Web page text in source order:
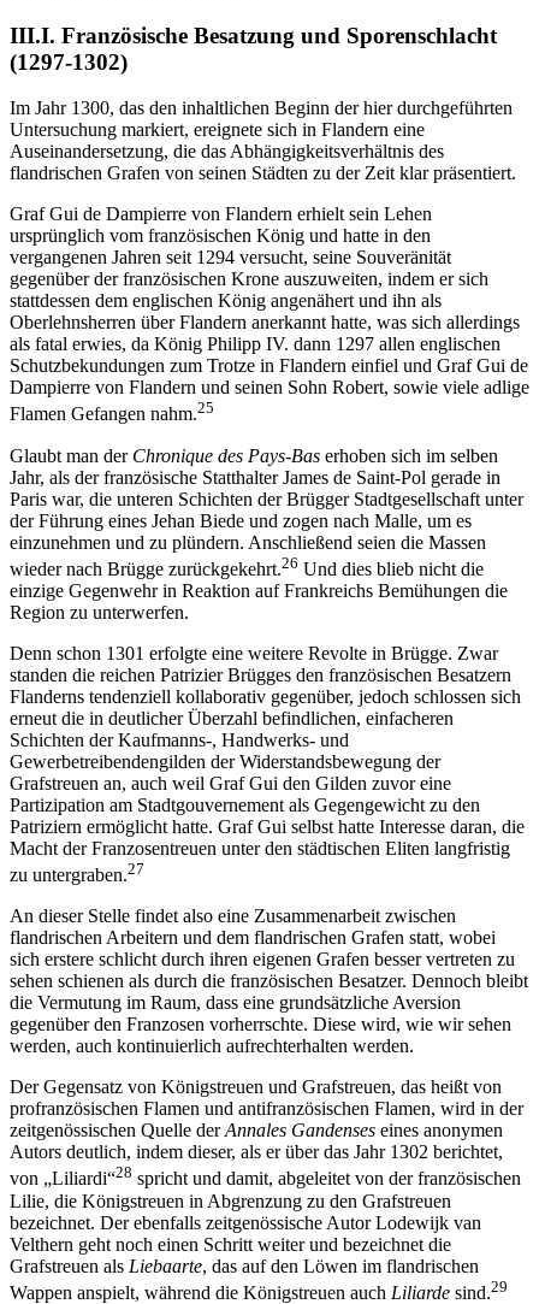
III.I. Französische Besatzung und Sporenschlacht
(1297-1302)
Im Jahr 1300, das den inhaltlichen Beginn der hier durchgeführten
Untersuchung markiert, ereignete sich in Flandern eine
Auseinandersetzung, die das Abhängigkeitsverhältnis des
flandrischen Grafen von seinen Städten zu der Zeit klar präsentiert.
Graf Gui de Dampierre von Flandern erhielt sein Lehen
ursprünglich vom französischen König und hatte in den
vergangenen Jahren seit 1294 versucht, seine Souveränität
gegenüber der französischen Krone auszuweiten, indem er sich
stattdessen dem englischen König angenähert und ihn als
Oberlehnsherren über Flandern anerkannt hatte, was sich allerdings
als fatal erwies, da König Philipp IV. dann 1297 allen englischen
Schutzbekundungen zum Trotze in Flandern einfiel und Graf Gui de
Dampierre von Flandern und seinen Sohn Robert, sowie viele adlige
Flamen Gefangen nahm.25
Glaubt man der Chronique des Pays-Bas erhoben sich im selben
Jahr, als der französische Statthalter James de Saint-Pol gerade in
Paris war, die unteren Schichten der Brügger Stadtgesellschaft unter
der Führung eines Jehan Biede und zogen nach Malle, um es
einzunehmen und zu plündern. Anschließend seien die Massen
wieder nach Brügge zurückgekehrt.26 Und dies blieb nicht die
einzige Gegenwehr in Reaktion auf Frankreichs Bemühungen die
Region zu unterwerfen.
Denn schon 1301 erfolgte eine weitere Revolte in Brügge. Zwar
standen die reichen Patrizier Brügges den französischen Besatzern
Flanderns tendenziell kollaborativ gegenüber, jedoch schlossen sich
erneut die in deutlicher Überzahl befindlichen, einfacheren
Schichten der Kaufmanns-, Handwerks- und
Gewerbetreibendengilden der Widerstandsbewegung der
Grafstreuen an, auch weil Graf Gui den Gilden zuvor eine
Partizipation am Stadtgouvernement als Gegengewicht zu den
Patriziern ermöglicht hatte. Graf Gui selbst hatte Interesse daran, die
Macht der Franzosentreuen unter den städtischen Eliten langfristig
zu untergraben.27
An dieser Stelle findet also eine Zusammenarbeit zwischen
flandrischen Arbeitern und dem flandrischen Grafen statt, wobei
sich erstere schlicht durch ihren eigenen Grafen besser vertreten zu
sehen schienen als durch die französischen Besatzer. Dennoch bleibt
die Vermutung im Raum, dass eine grundsätzliche Aversion
gegenüber den Franzosen vorherrschte. Diese wird, wie wir sehen
werden, auch kontinuierlich aufrechterhalten werden.
Der Gegensatz von Königstreuen und Grafstreuen, das heißt von
profranzösischen Flamen und antifranzösischen Flamen, wird in der
zeitgenössischen Quelle derAnnales Gandenses eines anonymen
Autors deutlich, indem dieser, als er über das Jahr 1302 berichtet,
von „Liliardi“28 spricht und damit, abgeleitet von der französischen
Lilie, die Königstreuen in Abgrenzung zu den Grafstreuen
bezeichnet. Der ebenfalls zeitgenössische Autor Lodewijk van
Velthern geht noch einen Schritt weiter und bezeichnet die
Grafstreuen als Liebaarte, das auf den Löwen im flandrischen
Wappen anspielt, während die Königstreuen auch Liliarde sind.29